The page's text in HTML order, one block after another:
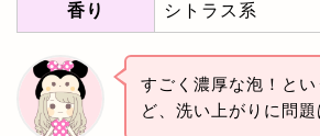
香り シトラス系
すごく濃厚な泡！と
ど、洗い上がりに問